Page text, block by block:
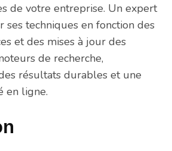
de votre entreprise. Un expert
ses techniques en fonction des
et des mises à jour des
de recherche,
résultats durables et une
en ligne.